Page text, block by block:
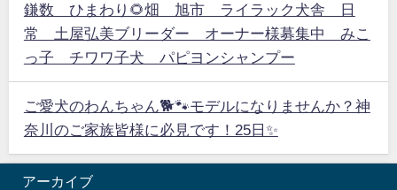
鎌数 ひまわり🌻畑 旭市 ライラック犬舎 日
常 土屋弘美ブリーダー オーナー様募集中 みこ
っ子 チワワ子犬 パピヨンシャンプー
ご愛犬のわんちゃん🐕🐾モデルになりませんか？神
奈川のご家族皆様に必見です！25日✨
アーカイブ